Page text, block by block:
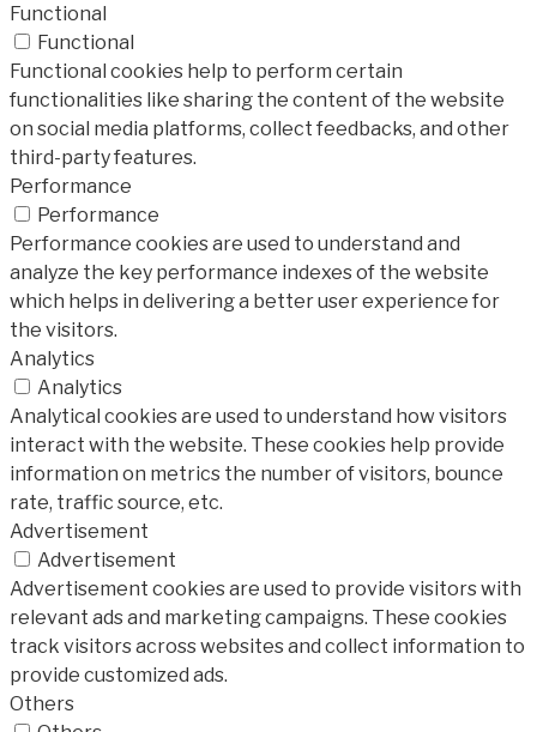
Functional
Functional
Functional cookies help to perform certain
functionalities like sharing the content of the website
on social media platforms, collect feedbacks, and other
third-party features.
Performance
Performance
Performance cookies are used to understand and
analyze the key performance indexes of the website
which helps in delivering a better user experience for
the visitors.
Analytics
Analytics
Analytical cookies are used to understand how visitors
interact with the website. These cookies help provide
information on metrics the number of visitors, bounce
rate, traffic source, etc.
Advertisement
Advertisement
Advertisement cookies are used to provide visitors with
relevant ads and marketing campaigns. These cookies
track visitors across websites and collect information to
provide customized ads.
Others